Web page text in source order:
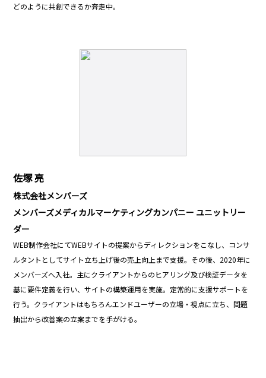
どのように共創できるか奔走中。
佐塚 亮
株式会社メンバーズ
メンバーズメディカルマーケティングカンパニー ユニットリー
ダー
WEB制作会社にてWEBサイトの提案からディレクションをこなし、コンサ
ルタントとしてサイト立ち上げ後の売上向上まで支援。その後、2020年に
メンバーズへ入社。主にクライアントからのヒアリング及び検証データを
基に要件定義を行い、サイトの構築運用を実施。定常的に支援サポートを
行う。クライアントはもちろんエンドユーザーの立場・視点に立ち、問題
抽出から改善案の立案までを手がける。